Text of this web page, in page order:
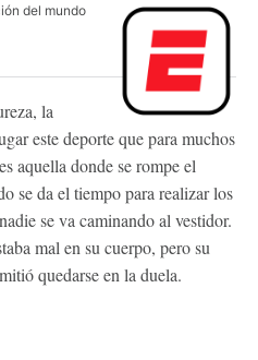
del mundo
la
este deporte que para muchos
aquella donde se rompe el
se da el tiempo para realizar los
se va caminando al vestidor.
mal en su cuerpo, pero su
quedarse en la duela.